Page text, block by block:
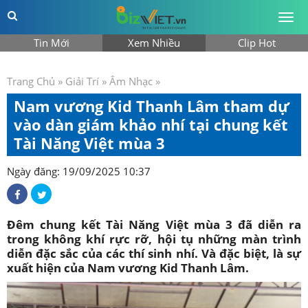
Tin Mới Xem Nhiều Clip Hot
Trang Chủ » Giải Trí » Âm Nhạc »
Nam vương Kid Thanh Lâm tham dự
vào dàn giám khảo nhí tại chung kết
Tài Năng Việt mùa 3
Ngày đăng: 19/09/2025 10:37
Đêm chung kết Tài Năng Việt mùa 3 đã diễn ra
trong không khí rực rỡ, hội tụ những màn trình
diễn đặc sắc của các thí sinh nhí. Và đặc biệt, là sự
xuất hiện của Nam vương Kid Thanh Lâm.